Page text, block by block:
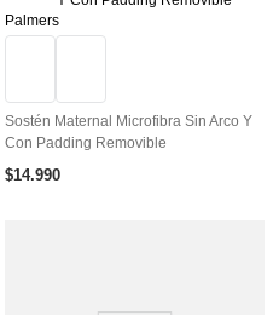
Palmers
Sostén Maternal Microfibra Sin Arco Y
Con Padding Removible
$14.990